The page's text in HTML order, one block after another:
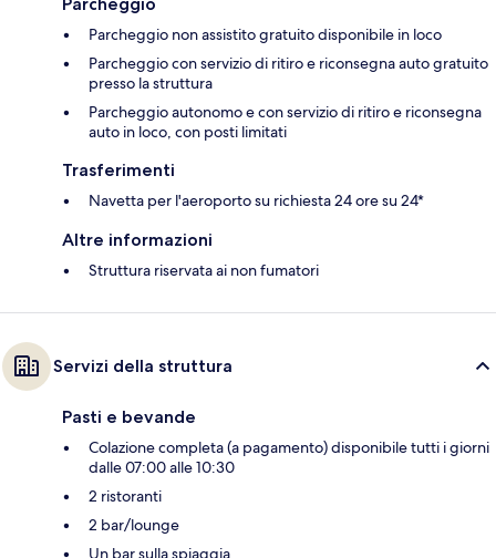
Parcheggio non assistito gratuito disponibile in loco
Parcheggio con servizio di ritiro e riconsegna auto gratuito
presso la struttura
Parcheggio autonomo e con servizio di ritiro e riconsegna
auto in loco, con posti limitati
Trasferimenti
Navetta per l'aeroporto su richiesta 24 ore su 24*
Altre informazioni
Struttura riservata ai non fumatori
Servizi della struttura
Pasti e bevande
Colazione completa (a pagamento) disponibile tutti i giorni
dalle 07:00 alle 10:30
2 ristoranti
2 bar/lounge
Un bar sulla spiaggia